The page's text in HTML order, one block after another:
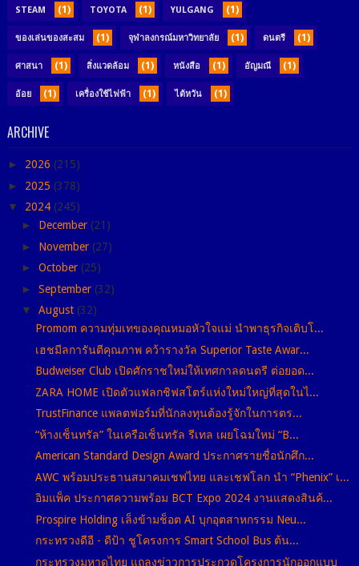
STEAM (1) TOYOTA (1) YULGANG (1)
ของเล่นของสะสม (1) จุฬาลงกรณ์มหาวิทยาลัย (1) ดนตรี (1)
ศาสนา (1) สิ่งแวดล้อม (1) หนังสือ (1) อัญมณี (1)
อ้อย (1) เครื่องใช้ไฟฟ้า (1) ไต้หวัน (1)
ARCHIVE
► 2026 (215)
► 2025 (378)
▼ 2024 (245)
► December (21)
► November (27)
► October (25)
► September (32)
▼ August (32)
Promom ความทุ่มเทของคุณหมอหัวใจแม่ นำพาธุรกิจเติบโ...
เฮชมีลการันตีคุณภาพ คว้ารางวัล Superior Taste Awar...
Budweiser Club เปิดศักราชใหม่ให้เทศกาลดนตรี ต่อยอด...
ZARA HOME เปิดตัวแฟลกชิฟสโตร์แห่งใหม่ใหญ่ที่สุดในไ...
TrustFinance แพลตฟอร์มที่นักลงทุนต้องรู้จักในการตร...
“ห้างเซ็นทรัล” ในเครือเซ็นทรัล รีเทล เผยโฉมใหม่ “B...
American Standard Design Award ประกาศรายชื่อนักศึก...
AWC พร้อมประธานสมาคมเชฟไทย และเชฟโลก นำ “Phenix” เ...
อิมแพ็ค ประกาศความพร้อม BCT Expo 2024 งานแสดงสินค้...
Prospire Holding เล็งข้ามช็อต AI บุกอุตสาหกรรม Neu...
กระทรวงดีอี - ดีป้า ชูโครงการ Smart School Bus ต้น...
กระทรวงมหาดไทย แถลงข่าวการประกวดโครงการนักออกแบบ